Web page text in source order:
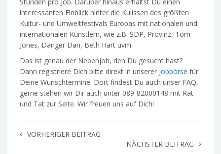
Stunden pro Job. Darüber hinaus erhältst Du einen
interessanten Einblick hinter die Kulissen des größten
Kultur- und Umweltfestivals Europas mit nationalen und
internationalen Künstlern, wie z.B. SDP, Provinz, Tom
Jones, Danger Dan, Beth Hart uvm.
Das ist genau der Nebenjob, den Du gesucht hast?
Dann registriere Dich bitte direkt in unserer Jobbörse für
Deine Wunschtermine. Dort findest Du auch unser FAQ,
gerne stehen wir Dir auch unter 089-82000148 mit Rat
und Tat zur Seite. Wir freuen uns auf Dich!
VORHERIGER BEITRAG
NÄCHSTER BEITRAG